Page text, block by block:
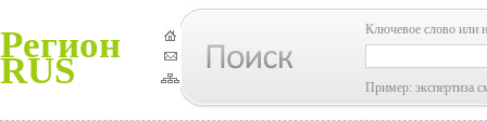
Регион
RUS
Ключевое слово или
Пример: экспертиза